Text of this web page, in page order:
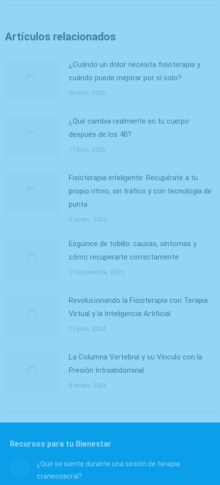
Artículos relacionados
¿Cuándo un dolor necesita fisioterapia y
cuándo puede mejorar por sí solo?
28 julio, 2026
¿Qué cambia realmente en tu cuerpo
después de los 40?
17 julio, 2026
Fisioterapia inteligente: Recupérate a tu
propio ritmo, sin tráfico y con tecnología de
punta
5 enero, 2026
Esguince de tobillo: causas, síntomas y
cómo recuperarte correctamente
11 noviembre, 2025
Revolucionando la Fisioterapia con Terapia
Virtual y la Inteligencia Artificial
23 julio, 2024
La Columna Vertebral y su Vínculo con la
Presión Intraabdominal
8 enero, 2024
Recursos para tu Bienestar
¿Qué se siente durante una sesión de terapia
craneosacral?